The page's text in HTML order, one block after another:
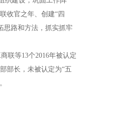
收官之年、创建“四
思路和方法，抓实抓牢
联等13个2016年被认定
部长，未被认定为“五